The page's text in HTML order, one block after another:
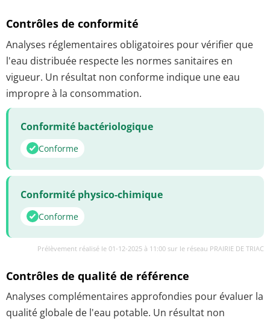
Contrôles de conformité
Analyses réglementaires obligatoires pour vérifier que
l'eau distribuée respecte les normes sanitaires en
vigueur. Un résultat non conforme indique une eau
impropre à la consommation.
Conformité bactériologique
Conforme
Conformité physico-chimique
Conforme
Prélèvement réalisé le 01-12-2025 à 11:00 sur le réseau PRAIRIE DE TRIAC
Contrôles de qualité de référence
Analyses complémentaires approfondies pour évaluer la
qualité globale de l'eau potable. Un résultat non